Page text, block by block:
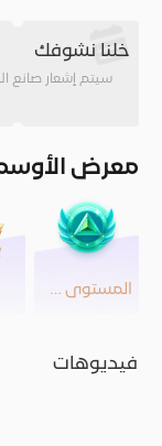
خلنا نشوفك
سيتم إشعار صانع
معرض
المستوى 42
فيديوهات